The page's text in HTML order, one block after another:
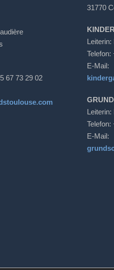
67 73 29 02
31770
Telefon:
E-Mail:
Telefon:
E-Mail: